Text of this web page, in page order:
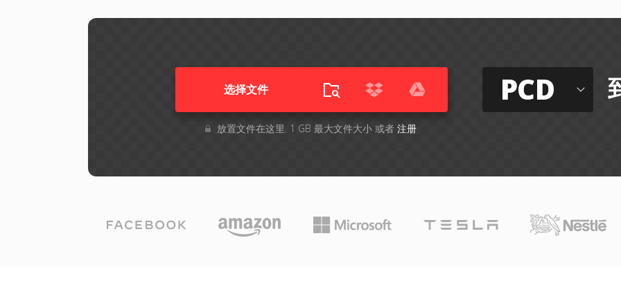
选择文件
放置文件在这里. 1 GB 最大文件大小 或者 注册
PCD